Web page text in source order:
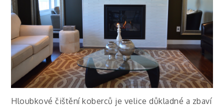
Hloubkové čištění koberců je velice důkladné a zbaví